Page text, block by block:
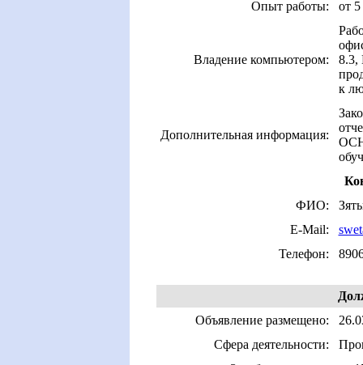
Опыт работы:
от
Владение компьютером:
8.3,
к
Дополнительная информация:
ФИО:
E-Mail:
Телефон:
Объявление размещено:
Сфера деятельности: